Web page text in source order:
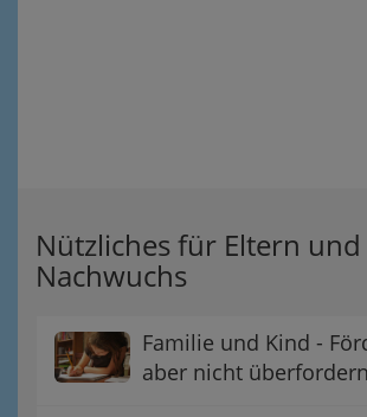
Nützliches für Eltern und
Nachwuchs
Familie und Kind -
aber nicht überfordern